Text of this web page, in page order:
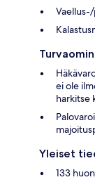
ei ole
harkitse
Yleiset
133